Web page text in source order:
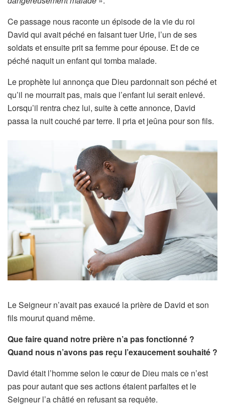
Ce passage nous raconte un épisode de la vie du roi
David qui avait péché en faisant tuer Urie, l’un de ses
soldats et ensuite prit sa femme pour épouse. Et de ce
péché naquit un enfant qui tomba malade.
Le prophète lui annonça que Dieu pardonnait son péché et
qu’il ne mourrait pas, mais que l’enfant lui serait enlevé.
Lorsqu’il rentra chez lui, suite à cette annonce, David
passa la nuit couché par terre. Il pria et jeûna pour son fils.
Le Seigneur n’avait pas exaucé la prière de David et son
fils mourut quand même.
Que faire quand notre prière n’a pas fonctionné ?
Quand nous n’avons pas reçu l’exaucement souhaité ?
David était l’homme selon le cœur de Dieu mais ce n’est
pas pour autant que ses actions étaient parfaites et le
Seigneur l’a châtié en refusant sa requête.